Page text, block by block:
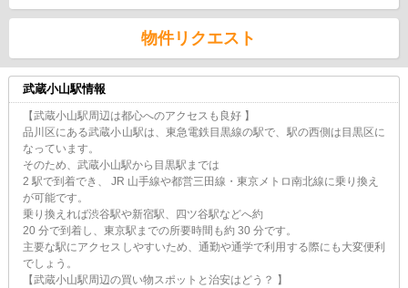
物件リクエスト
武蔵小山駅情報
【武蔵小山駅周辺は都心へのアクセスも良好 】
品川区にある武蔵小山駅は、東急電鉄目黒線の駅で、駅の西側は目黒区に
なっています。
そのため、武蔵小山駅から目黒駅までは
2 駅で到着でき、 JR 山手線や都営三田線・東京メトロ南北線に乗り換え
が可能です。
乗り換えれば渋谷駅や新宿駅、四ツ谷駅などへ約
20 分で到着し、東京駅までの所要時間も約 30 分です。
主要な駅にアクセスしやすいため、通勤や通学で利用する際にも大変便利
でしょう。
【武蔵小山駅周辺の買い物スポットと治安はどう？ 】